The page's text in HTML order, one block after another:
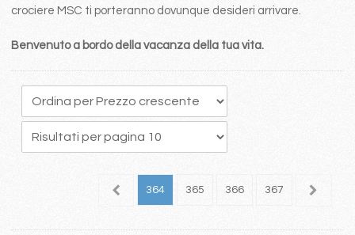
crociere MSC ti porteranno dovunque desideri arrivare.
Benvenuto a bordo della vacanza della tua vita.
363 364 365 366 367 368